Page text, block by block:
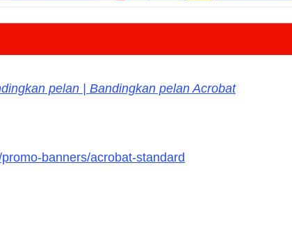
pelan | Bandingkan pelan Acrobat
banners/acrobat-standard